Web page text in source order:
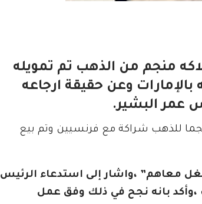
منجم من الذهب تم تمويله
وعن حقيقة ارجاعه
عمر البشير.
للذهب شراكة مع فرنسيين وتم بيع
معاهم” ،واشار إلى استدعاء الرئيس
،وأكد بانه نجح في ذلك وفق عمل